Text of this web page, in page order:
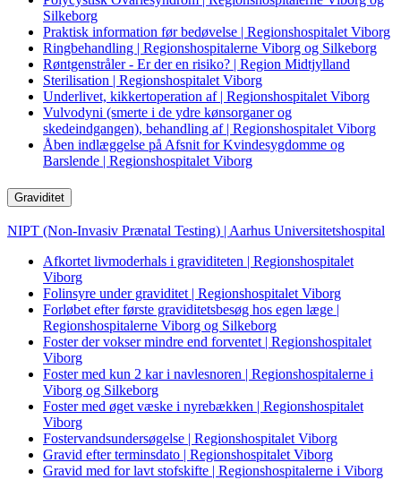
Silkeborg
Praktisk information før bedøvelse | Regionshospitalet Viborg
Ringbehandling | Regionshospitalerne Viborg og Silkeborg
Røntgenstråler - Er der en risiko? | Region Midtjylland
Sterilisation | Regionshospitalet Viborg
Underlivet, kikkertoperation af | Regionshospitalet Viborg
Vulvodyni (smerte i de ydre kønsorganer og
skedeindgangen), behandling af | Regionshospitalet Viborg
Åben indlæggelse på Afsnit for Kvindesygdomme og
Barslende | Regionshospitalet Viborg
Graviditet
NIPT (Non-Invasiv Prænatal Testing) | Aarhus Universitetshospital
Afkortet livmoderhals i graviditeten | Regionshospitalet
Viborg
Folinsyre under graviditet | Regionshospitalet Viborg
Forløbet efter første graviditetsbesøg hos egen læge |
Regionshospitalerne Viborg og Silkeborg
Foster der vokser mindre end forventet | Regionshospitalet
Viborg
Foster med kun 2 kar i navlesnoren | Regionshospitalerne i
Viborg og Silkeborg
Foster med øget væske i nyrebækken | Regionshospitalet
Viborg
Fostervandsundersøgelse | Regionshospitalet Viborg
Gravid efter terminsdato | Regionshospitalet Viborg
Gravid med for lavt stofskifte | Regionshospitalerne i Viborg